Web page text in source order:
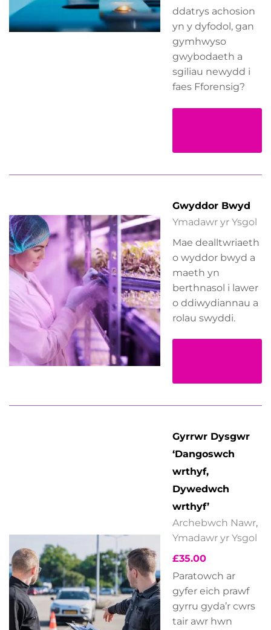
ddatrys achosion
yn y dyfodol, gan
gymhwyso
gwybodaeth a
sgiliau newydd i
faes Fforensig?
Gwyddor Bwyd
Ymadawr yr Ysgol
Mae dealltwriaeth
o wyddor bwyd a
maeth yn
berthnasol i lawer
o ddiwydiannau a
rolau swyddi.
Gyrrwr Dysgwr
‘Dangoswch
wrthyf,
Dywedwch
wrthyf’
Archebwch Nawr,
Ymadawr yr Ysgol
£35.00
Paratowch ar
gyfer eich prawf
gyrru gyda’r cwrs
tair awr hwn